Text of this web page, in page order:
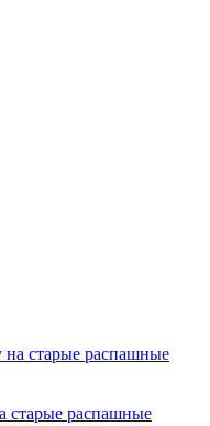
старые распашные